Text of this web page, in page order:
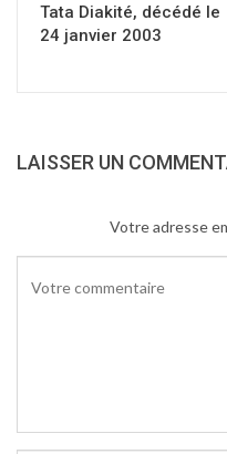
Tata Diakité, décédé le
24 janvier 2003
LAISSER UN
Votre adresse